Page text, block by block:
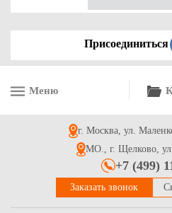
Гофрированная коробка серия
Присоединиться
Меню
г. Москва, ул.
МО., г. Щелково, ул.
+7 (499)
Заказать звонок